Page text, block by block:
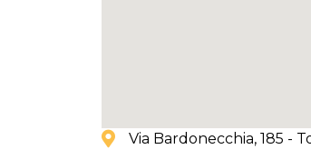
Via Bardonecchia, 185 -